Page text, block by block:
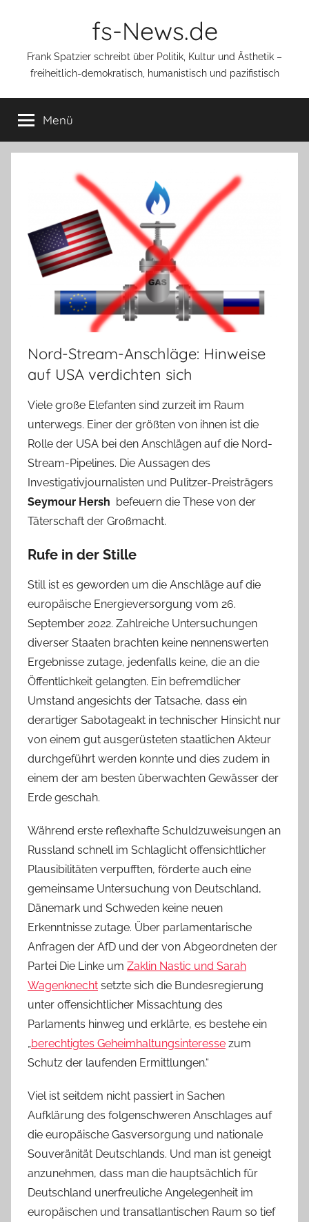
fs-News.de
Frank Spatzier schreibt über Politik, Kultur und Ästhetik –
freiheitlich-demokratisch, humanistisch und pazifistisch
Menü
Nord-Stream-Anschläge: Hinweise
auf USA verdichten sich
Viele große Elefanten sind zurzeit im Raum
unterwegs. Einer der größten von ihnen ist die
Rolle der USA bei den Anschlägen auf die Nord-
Stream-Pipelines. Die Aussagen des
Investigativjournalisten und Pulitzer-Preisträgers
Seymour Hersh befeuern die These von der
Täterschaft der Großmacht.
Rufe in der Stille
Still ist es geworden um die Anschläge auf die
europäische Energieversorgung vom 26.
September 2022. Zahlreiche Untersuchungen
diverser Staaten brachten keine nennenswerten
Ergebnisse zutage, jedenfalls keine, die an die
Öffentlichkeit gelangten. Ein befremdlicher
Umstand angesichts der Tatsache, dass ein
derartiger Sabotageakt in technischer Hinsicht nur
von einem gut ausgerüsteten staatlichen Akteur
durchgeführt werden konnte und dies zudem in
einem der am besten überwachten Gewässer der
Erde geschah.
Während erste reflexhafte Schuldzuweisungen an
Russland schnell im Schlaglicht offensichtlicher
Plausibilitäten verpufften, förderte auch eine
gemeinsame Untersuchung von Deutschland,
Dänemark und Schweden keine neuen
Erkenntnisse zutage. Über parlamentarische
Anfragen der AfD und der von Abgeordneten der
Partei Die Linke um Zaklin Nastic und Sarah
Wagenknecht setzte sich die Bundesregierung
unter offensichtlicher Missachtung des
Parlaments hinweg und erklärte, es bestehe ein
„berechtigtes Geheimhaltungsinteresse zum
Schutz der laufenden Ermittlungen.“
Viel ist seitdem nicht passiert in Sachen
Aufklärung des folgenschweren Anschlages auf
die europäische Gasversorgung und nationale
Souveränität Deutschlands. Und man ist geneigt
anzunehmen, dass man die hauptsächlich für
Deutschland unerfreuliche Angelegenheit im
europäischen und transatlantischen Raum so tief